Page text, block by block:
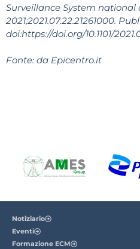
Surveillance System national
2021;2021.07.22.21261000.
doi:https://doi.org/10.1101/
Fonte: da Epicentro.it
Notiziario
Eventi
Formazione ECM